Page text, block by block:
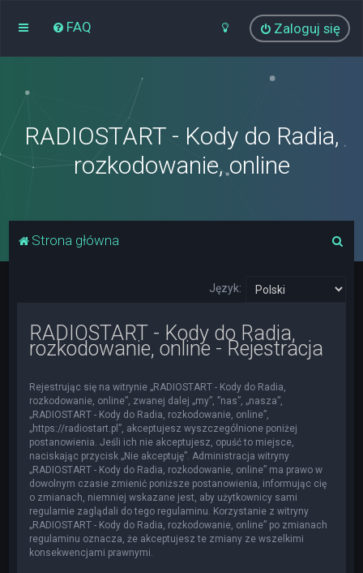
FAQ Zaloguj się
RADIOSTART - Kody do Radia,
rozkodowanie, online
Strona główna
Język:
RADIOSTART - Kody do Radia,
rozkodowanie, online - Rejestracja
Rejestrując się na witrynie „RADIOSTART - Kody do Radia,
rozkodowanie, online”, zwanej dalej „my”, ”nas”, „nasza”,
„RADIOSTART - Kody do Radia, rozkodowanie, online”,
„https://radiostart.pl”, akceptujesz wyszczególnione poniżej
postanowienia. Jeśli ich nie akceptujesz, opuść to miejsce,
naciskając przycisk „Nie akceptuję”. Administracja witryny
„RADIOSTART - Kody do Radia, rozkodowanie, online” ma prawo w
dowolnym czasie zmienić poniższe postanowienia, informując cię
o zmianach, niemniej wskazane jest, aby użytkownicy sami
regularnie zaglądali do tego regulaminu. Korzystanie z witryny
„RADIOSTART - Kody do Radia, rozkodowanie, online” po zmianach
regulaminu oznacza, że akceptujesz te zmiany ze wszelkimi
konsekwencjami prawnymi.